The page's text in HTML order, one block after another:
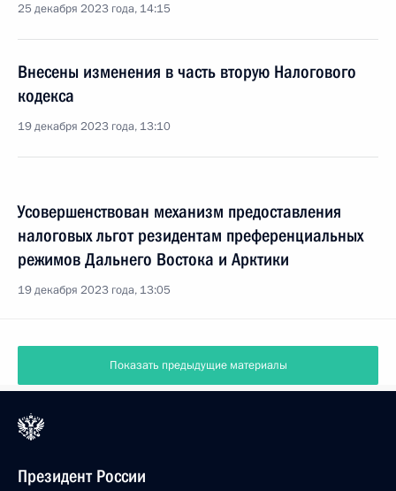
25 декабря 2023 года, 14:15
Внесены изменения в часть вторую Налогового
кодекса
19 декабря 2023 года, 13:10
Усовершенствован механизм предоставления
налоговых льгот резидентам преференциальных
режимов Дальнего Востока и Арктики
19 декабря 2023 года, 13:05
Показать предыдущие материалы
Президент России